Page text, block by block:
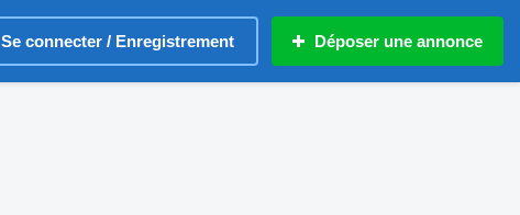
Se connecter / Enregistrement Déposer une annonce